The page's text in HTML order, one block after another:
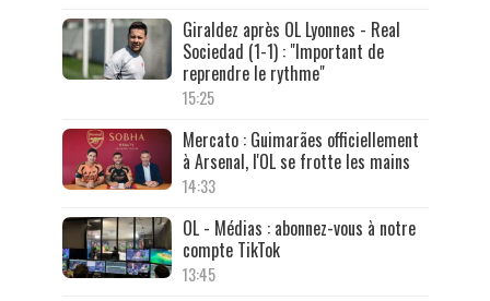
Giraldez après OL Lyonnes - Real
Sociedad (1-1) : "Important de
reprendre le rythme"
15:25
Mercato : Guimarães officiellement
à Arsenal, l'OL se frotte les mains
14:33
OL - Médias : abonnez-vous à notre
compte TikTok
13:45